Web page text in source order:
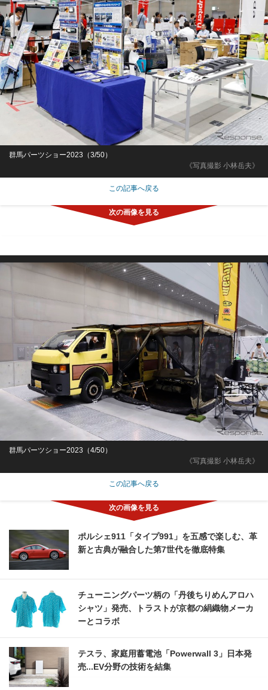
《写真撮影 小林岳夫》
群馬パーツショー2023（3/50）
この記事へ戻る
《写真撮影 小林岳夫》
群馬パーツショー2023（4/50）
この記事へ戻る
ポルシェ911「タイプ991」を五感で楽しむ、革
新と古典が融合した第7世代を徹底特集
チューニングパーツ柄の「丹後ちりめんアロハ
シャツ」発売、トラストが京都の絹織物メーカ
ーとコラボ
テスラ、家庭用蓄電池「Powerwall 3」日本発
売...EV分野の技術を結集